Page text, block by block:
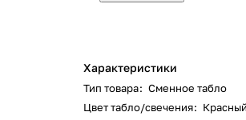
Характеристики
Тип товара: Сменное табло
Цвет табло/свечения: Красный